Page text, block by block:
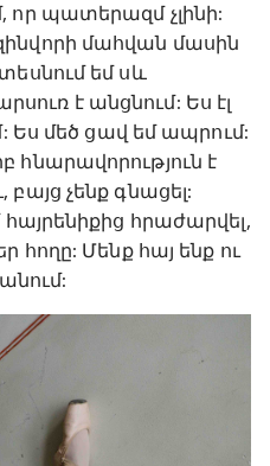
որ պատերազմ չլինի:
մահվան մասին
եմ սև
է անցնում: Ես էլ
Ես մեծ ցավ եմ ապրում:
հնարավորություն է
բայց չենք գնացել:
հայրենիքից հրաժարվել,
հողը: Մենք հայ ենք ու